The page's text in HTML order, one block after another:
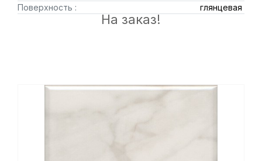
Поверхность :
глянцевая
На заказ!